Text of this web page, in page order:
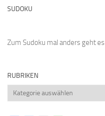
SUDOKU
Zum Sudoku mal anders geht es
RUBRIKEN
Rubriken